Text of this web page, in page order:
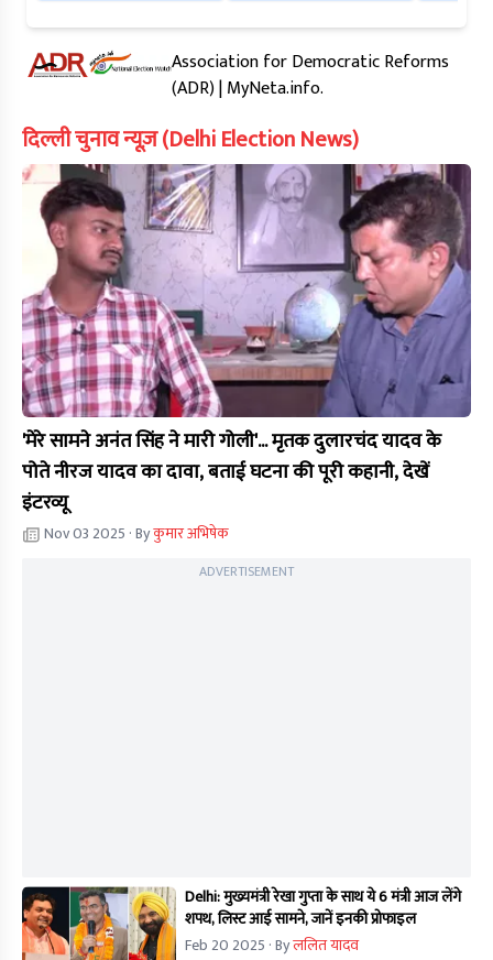
Association for Democratic Reforms
(ADR) | MyNeta.info.
दिल्ली चुनाव न्यूज़ (Delhi Election News)
'मेरे सामने अनंत सिंह ने मारी गोली'... मृतक दुलारचंद यादव के
पोते नीरज यादव का दावा, बताई घटना की पूरी कहानी, देखें
इंटरव्यू
Nov 03 2025 · Byकुमार अभिषेक
ADVERTISEMENT
Delhi: मुख्यमंत्री रेखा गुप्ता के साथ ये 6 मंत्री आज लेंगे
शपथ, लिस्ट आई सामने, जानें इनकी प्रोफाइल
Feb 20 2025 · Byललित यादव